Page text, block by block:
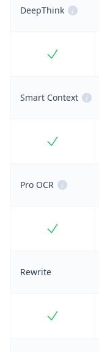
DeepThink i
Included
Smart Context i
Included
Pro OCR i
Included
Rewrite
Included